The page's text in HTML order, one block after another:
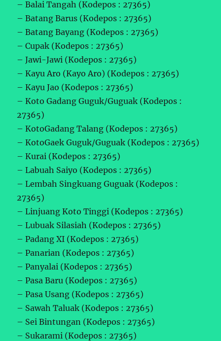
– Balai Tangah (Kodepos : 27365)
– Batang Barus (Kodepos : 27365)
– Batang Bayang (Kodepos : 27365)
– Cupak (Kodepos : 27365)
– Jawi-Jawi (Kodepos : 27365)
– Kayu Aro (Kayo Aro) (Kodepos : 27365)
– Kayu Jao (Kodepos : 27365)
– Koto Gadang Guguk/Guguak (Kodepos :
27365)
– KotoGadang Talang (Kodepos : 27365)
– KotoGaek Guguk/Guguak (Kodepos : 27365)
– Kurai (Kodepos : 27365)
– Labuah Saiyo (Kodepos : 27365)
– Lembah Singkuang Guguak (Kodepos :
27365)
– Linjuang Koto Tinggi (Kodepos : 27365)
– Lubuak Silasiah (Kodepos : 27365)
– Padang XI (Kodepos : 27365)
– Panarian (Kodepos : 27365)
– Panyalai (Kodepos : 27365)
– Pasa Baru (Kodepos : 27365)
– Pasa Usang (Kodepos : 27365)
– Sawah Taluak (Kodepos : 27365)
– Sei Bintungan (Kodepos : 27365)
– Sukarami (Kodepos : 27365)